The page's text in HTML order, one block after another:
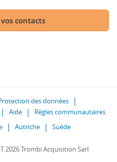
contacts
des données
Aide
Règles communautaires
Autriche Suède
2026 Trombi Acquisition Sarl